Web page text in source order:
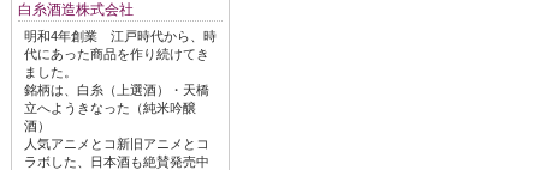
白糸酒造株式会社
明和4年創業 江戸時代から、時
代にあった商品を作り続けてき
ました。
銘柄は、白糸（上選酒）・天橋
立へようきなった（純米吟醸
酒）
人気アニメとコ新旧アニメとコ
ラボした、日本酒も絶賛発売中